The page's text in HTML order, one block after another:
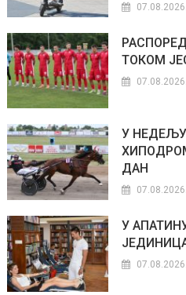
07.08.2026.
ТОКОМ
07.08.2026.
У
ДАН
07.08.2026.
У
07.08.2026.